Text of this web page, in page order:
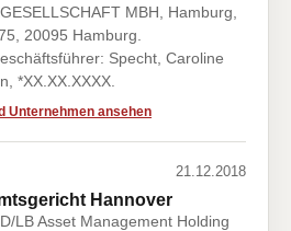
MBH, Hamburg,
20095 Hamburg.
Specht, Caroline
*XX.XX.XXXX.
Unternehmen ansehen
21.12.2018
Hannover
LB Asset Management Holding